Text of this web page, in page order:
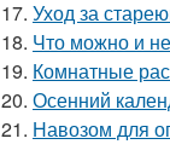
17. Уход за
18. Что можно и
19. Комнатные
20. Осенний
21. Навозом для